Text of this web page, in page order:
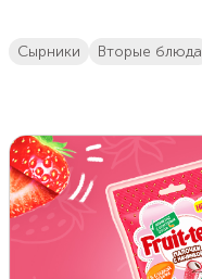
сырники вторые блюда